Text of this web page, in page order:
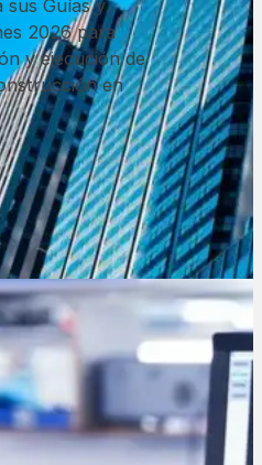
sus Guías y
2026 para
y ejecución de
en